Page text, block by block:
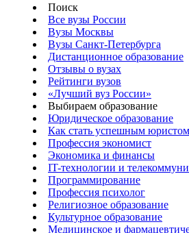
Поиск
Все вузы России
Вузы Москвы
Вузы Санкт-Петербурга
Дистанционное образование
Отзывы о вузах
Рейтинги вузов
«Лучший вуз России»
Выбираем образование
Юридическое образование
Как стать успешным юристом
Профессия экономист
Экономика и финансы
IT-технологии и
Программирование
Профессия психолог
Религиозное образование
Культурное образование
Медицинское и